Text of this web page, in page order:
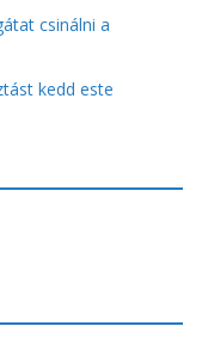
csinálni a
kedd este